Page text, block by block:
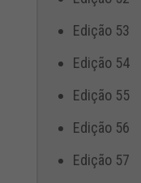
Edição 53
Edição 54
Edição 55
Edição 56
Edição 57